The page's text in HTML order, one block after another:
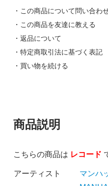
・この商品について問い合わ
・この商品を友達に教える
・返品について
・特定商取引法に基づく表記
・買い物を続ける
商品説明
こちらの商品は レコード
アーティスト マンハ